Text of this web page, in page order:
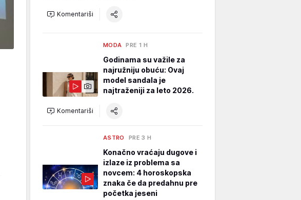
Komentariši
MODA PRE 1 H
Godinama su važile za
najružniju obuću: Ovaj
model sandala je
najtraženiji za leto 2026.
Komentariši
ASTRO PRE 3 H
Konačno vraćaju dugove i
izlaze iz problema sa
novcem: 4 horoskopska
znaka če da predahnu pre
početka jeseni